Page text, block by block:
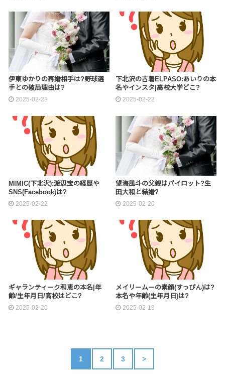
伊東ゆかりの再婚相手は?野球選
手との破局理由は?
2025-02-23
下北沢の古着ELPASO:あいりの本
名やインスタ|高校大学どこ?
2025-02-22
MIMIC(下北沢):渡辺宝の経歴や
SNS(Facebook)は?
2025-02-22
望海風斗の父親はパイロット?生
田大和と結婚?
2025-02-20
ギャランティーク和恵の本名|年
齢/生年月日/高校はどこ?
2025-02-20
メイリームーの素顔(すっぴん)は?
本名や年齢(生年月日)は?
2025-02-19
1 2 3 >